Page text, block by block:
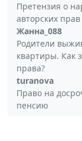
Претензия о
авторских
Жанна_088
Родители
квартиры. Как
права?
turanova
Право на
пенсию